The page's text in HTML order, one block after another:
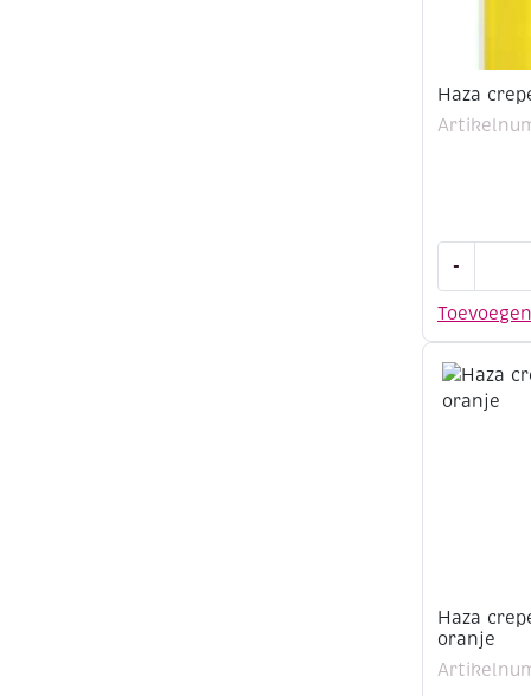
Haza
Toevoegen
-
50x250cm
aantal
Haza
oranje